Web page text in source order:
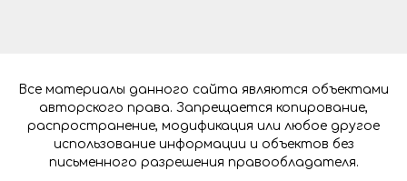
Все материалы данного сайта являются объектами
авторского права. Запрещается копирование,
распространение, модификация или любое другое
использование информации и объектов без
письменного разрешения правообладателя.